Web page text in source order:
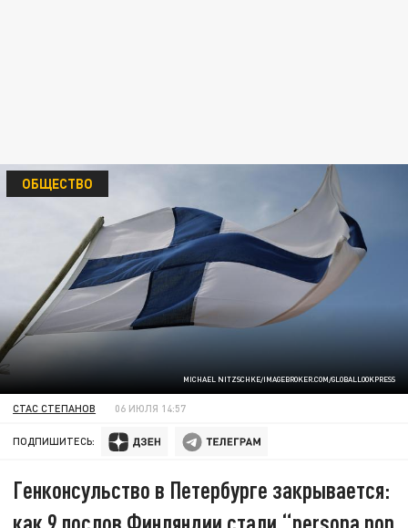
MICHAEL NITZSCHKE/IMAGEBROKER.COM/GLOBALLOOKPRESS
ОБЩЕСТВО
СТАС СТЕПАНОВ 06 ИЮЛЯ 14:57
ПОДПИШИТЕСЬ:
Генконсульство в Петербурге закрывается:
как 9 послов Финляндии стали “persona non